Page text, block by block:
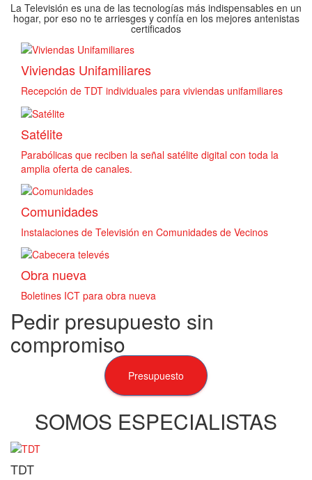
La Televisión es una de las tecnologías más indispensables en un
hogar, por eso no te arriesges y confía en los mejores antenistas
certificados
Viviendas Unifamiliares
Recepción de TDT individuales para viviendas unifamiliares
Satélite
Parabólicas que reciben la señal satélite digital con toda la
amplia oferta de canales.
Comunidades
Instalaciones de Televisión en Comunidades de Vecinos
Obra nueva
Boletines ICT para obra nueva
Pedir presupuesto sin
compromiso
Presupuesto
SOMOS ESPECIALISTAS
TDT